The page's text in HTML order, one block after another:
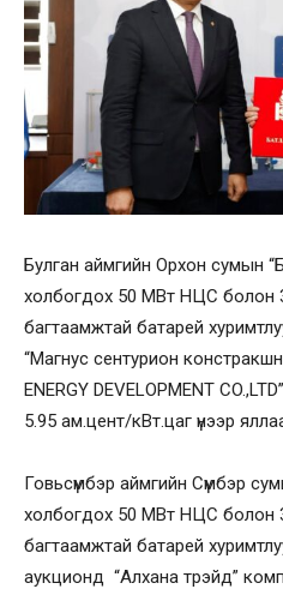
Булган аймгийн Орхон сумын
холбогдох 50 МВт НЦС болон
багтаамжтай батарей
“Магнус сентурион
ENERGY DEVELOPMENT
5.95 ам.цент/кВт.цаг үнээр
Говьсүмбэр аймгийн Сүмбэр
холбогдох 50 МВт НЦС болон
багтаамжтай батарей
аукционд “Алхана трэйд”